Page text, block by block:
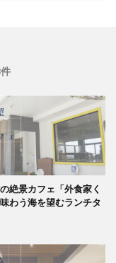
絶景カフェ「外食家く
わう海を望むランチタ